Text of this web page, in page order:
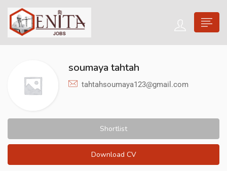
soumaya tahtah
tahtahsoumaya123@gmail.com
Shortlist
Download CV